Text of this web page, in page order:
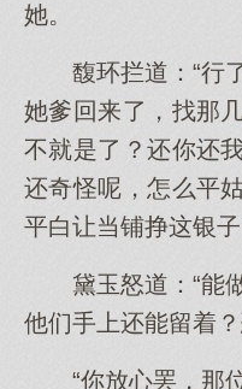
她。
馥环拦道：“行
她爹回来了，找那
不就是了？还你还
还奇怪呢，怎么平
平白让当铺挣这银子
黛玉怒道：“能
他们手上还能留着
“你放心罢，那